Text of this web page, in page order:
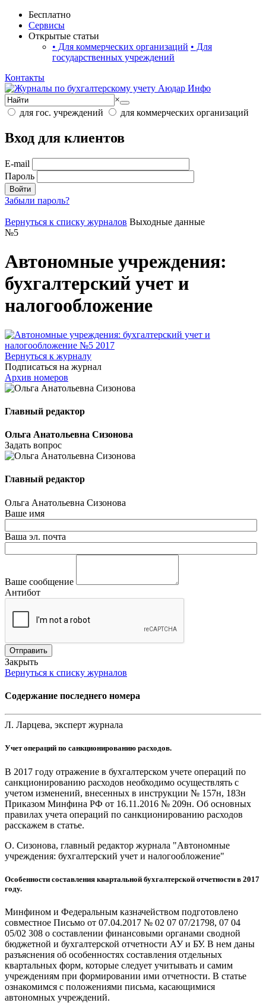
Бесплатно
Сервисы
Открытые статьи
• Для коммерческих организаций • Для
государственных учреждений
Контакты
×
для гос. учреждений
для коммерческих организаций
Вход для клиентов
E-mail
Пароль
Войти
Забыли пароль?
Вернуться к списку журналов Выходные данные
№5
Автономные учреждения:
бухгалтерский учет и
налогообложение
Вернуться к журналу
Подписаться на журнал
Архив номеров
Главный редактор
Ольга Анатольевна Сизонова
Задать вопрос
Главный редактор
Ольга Анатольевна Сизонова
Ваше имя
Ваша эл. почта
Ваше сообщение
Антибот
Отправить
Закрыть
Вернуться к списку журналов
Содержание последнего номера
Л. Ларцева, эксперт журнала
Учет операций по санкционированию расходов.
В 2017 году отражение в бухгалтерском учете операций по
санкционированию расходов необходимо осуществлять с
учетом изменений, внесенных в инструкции № 157н, 183н
Приказом Минфина РФ от 16.11.2016 № 209н. Об основных
правилах учета операций по санкционированию расходов
расскажем в статье.
О. Сизонова, главный редактор журнала "Автономные
учреждения: бухгалтерский учет и налогообложение"
Особенности составления квартальной бухгалтерской отчетности в 2017
году.
Минфином и Федеральным казначейством подготовлено
совместное Письмо от 07.04.2017 № 02 07 07/21798, 07 04
05/02 308 о составлении финансовыми органами сводной
бюджетной и бухгалтерской отчетности АУ и БУ. В нем даны
разъяснения об особенностях составления отдельных
квартальных форм, которые следует учитывать и самим
учреждениям при формировании ими отчетности. В статье
ознакомимся с положениями письма, касающимися
автономных учреждений.